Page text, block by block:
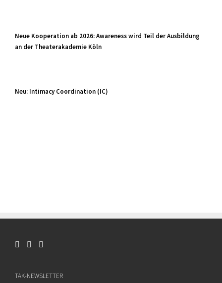
Neue Kooperation ab 2026: Awareness wird Teil der Ausbildung
an der Theaterakademie Köln
Neu: Intimacy Coordination (IC)
TAK-NEWSLETTER